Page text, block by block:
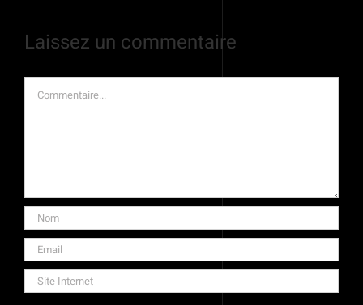
Laissez un commentaire
Commentaire